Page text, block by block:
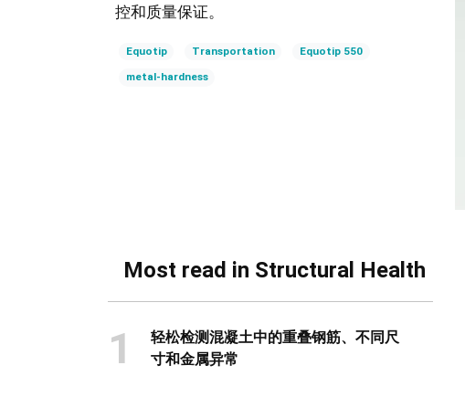
控和质量保证。
Equotip Transportation Equotip 550
metal-hardness
Most read in Structural Health
1
轻松检测混凝土中的重叠钢筋、不同尺
寸和金属异常